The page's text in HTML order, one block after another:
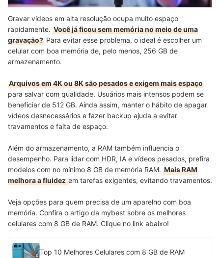
Gravar vídeos em alta resolução ocupa muito espaço
rapidamente. Você já ficou sem memória no meio de uma
gravação? Para evitar esse problema, o ideal é escolher um
celular com boa memória de, pelo menos, 256 GB de
armazenamento.
Arquivos em 4K ou 8K são pesados e exigem mais espaço
para salvar com qualidade. Usuários mais intensos podem se
beneficiar de 512 GB. Ainda assim, manter o hábito de apagar
vídeos desnecessários e fazer backup ajuda a evitar
travamentos e falta de espaço.
Além do armazenamento, a RAM também influencia o
desempenho. Para lidar com HDR, IA e vídeos pesados, prefira
modelos com no mínimo 8 GB de memória RAM. Mais RAM
melhora a fluidezem tarefas exigentes, evitando travamentos.
Veja opções para quem precisa de um aparelho com boa
memória. Confira o artigo da mybest sobre os melhores
celulares com 8 GB de RAM. Clique no link abaixo!
Top 10 Melhores Celulares com 8 GB de RAM